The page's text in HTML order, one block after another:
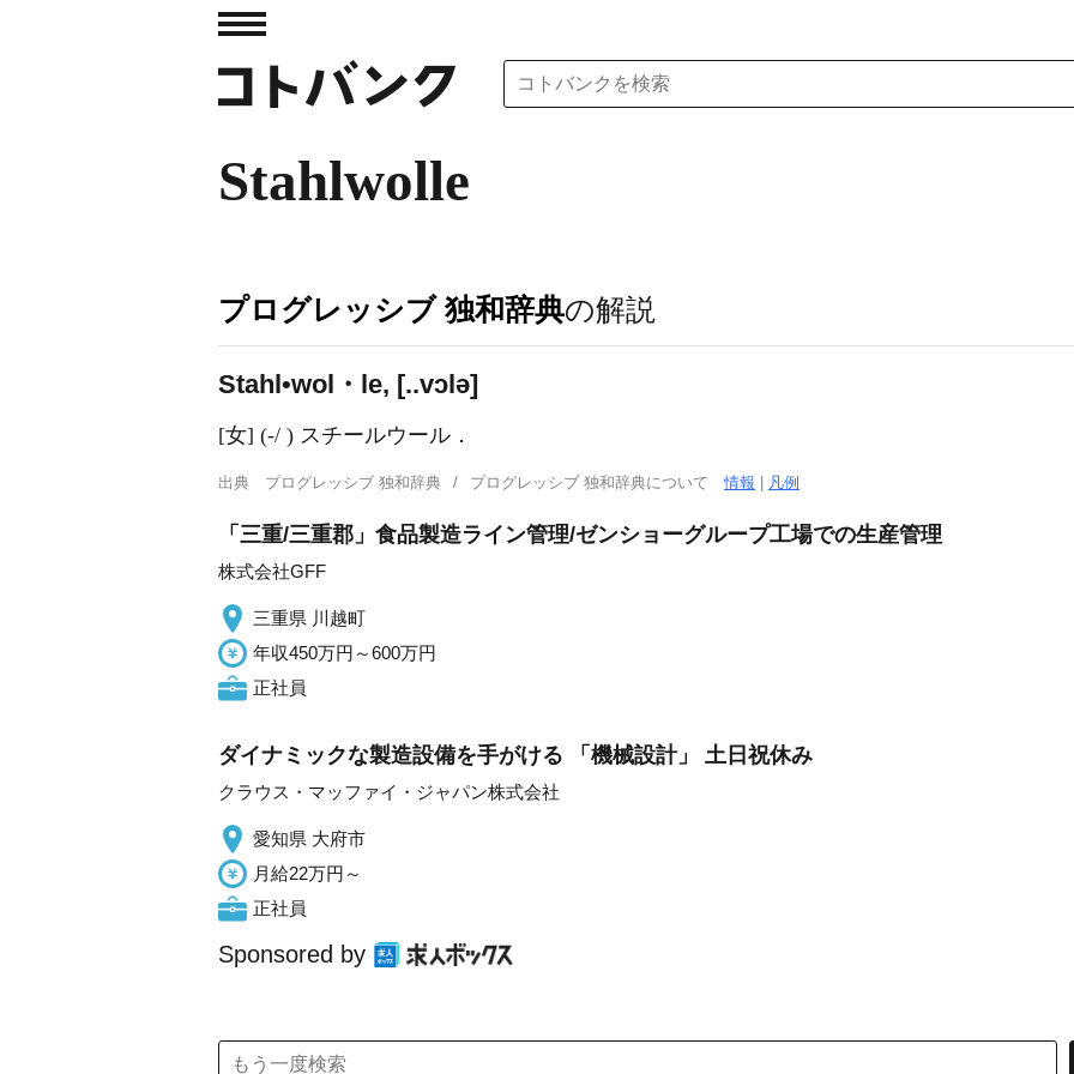
Stahlwolle
プログレッシブ 独和辞典の解説
Stahl•wol・le, [..vɔlə]
[女] (-/ ) スチールウール．
出典 プログレッシブ 独和辞典 プログレッシブ 独和辞典について情報 凡例
「三重/三重郡」食品製造ライン管理/ゼンショーグループ工場での生産管理
株式会社GFF
三重県 川越町
年収450万円～600万円
正社員
ダイナミックな製造設備を手がける 「機械設計」 土日祝休み
クラウス・マッファイ・ジャパン株式会社
愛知県 大府市
月給22万円～
正社員
Sponsored by